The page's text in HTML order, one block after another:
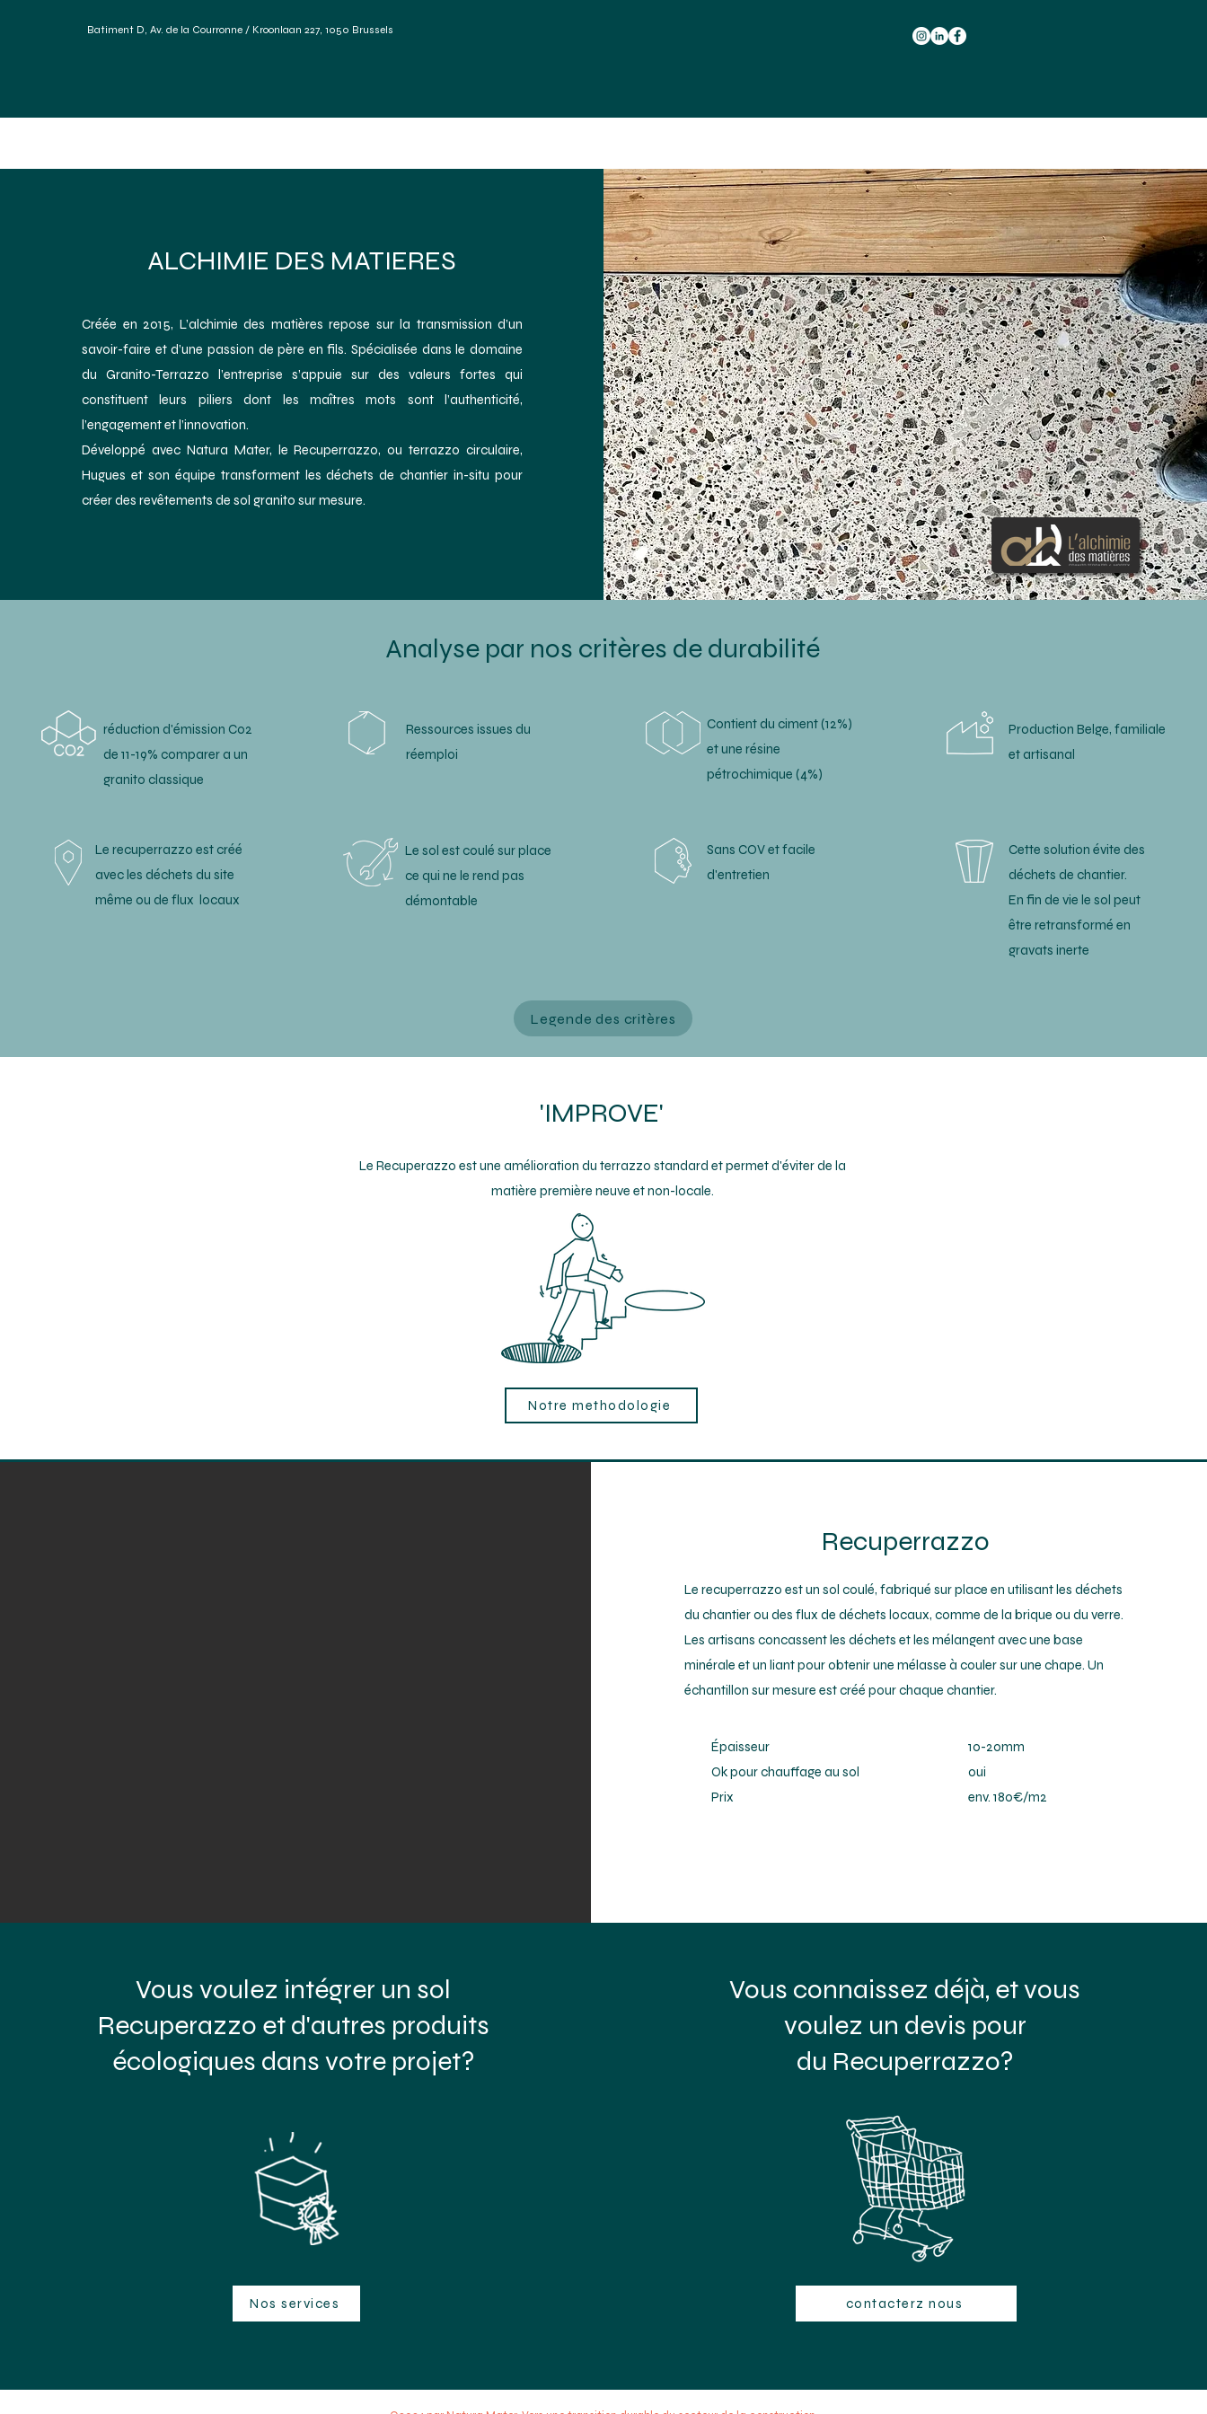
Batiment D, Av. de la Courronne / Kroonlaan 227, 1050 Brussels
ALCHIMIE DES MATIERES
Créée en 2015, L’alchimie des matières repose sur la transmission d’un
savoir-faire et d’une passion de père en fils. Spécialisée dans le domaine
du Granito-Terrazzo l’entreprise s’appuie sur des valeurs fortes qui
constituent leurs piliers dont les maîtres mots sont l’authenticité,
l’engagement et l’innovation.
Développé avec Natura Mater, le Recuperrazzo, ou terrazzo circulaire,
Hugues et son équipe transforment les déchets de chantier in-situ pour
créer des revêtements de sol granito sur mesure.
Analyse par nos critères de durabilité
réduction d'émission Co2
de 11-19% comparer a un
granito classique
Le recuperrazzo est créé
avec les déchets du site
même ou de flux locaux
Ressources issues du
réemploi
Le sol est coulé sur place
ce qui ne le rend pas
démontable
Contient du ciment (12%)
et une résine
pétrochimique (4%)
Sans COV et facile
d'entretien
Production Belge, familiale
et artisanal
Cette solution évite des
déchets de chantier.
En fin de vie le sol peut
être retransformé en
gravats inerte
Legende des critères
'IMPROVE'
Le Recuperazzo est une amélioration du terrazzo standard et permet d'éviter de la
matière première neuve et non-locale.
Notre methodologie
Recuperrazzo
Le recuperrazzo est un sol coulé, fabriqué sur place en utilisant les déchets
du chantier ou des flux de déchets locaux, comme de la brique ou du verre.
Les artisans concassent les déchets et les mélangent avec une base
minérale et un liant pour obtenir une mélasse à couler sur une chape. Un
échantillon sur mesure est créé pour chaque chantier.
Épaisseur
​Ok pour chauffage au sol
Prix
​10-20mm
​oui
env. 180€/m2
Vous voulez intégrer un sol
Recuperazzo et d'autres produits
écologiques dans votre projet?
Nos services
Vous connaissez déjà, et vous
voulez un devis pour
du Recuperrazzo?
contacterz nous